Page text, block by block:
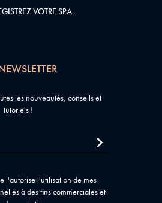
VOTRE SPA
les nouveautés, conseils et
tutoriels !
j'autorise l'utilisation de mes
à des fins commerciales et